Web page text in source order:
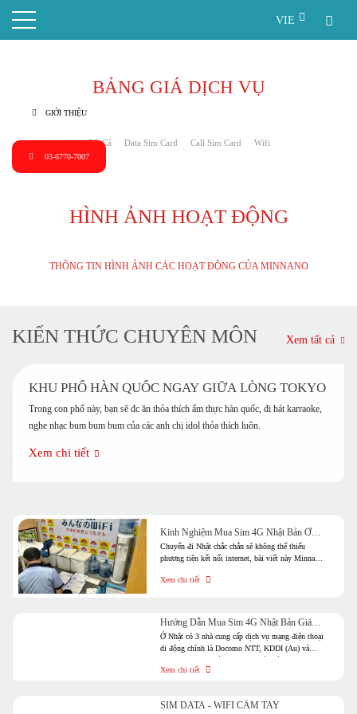
VIE
NHẬT BẢN
GIỚI THIỆU
03-6770-7007
BẢNG GIÁ DỊCH VỤ
Tất Cả Data Sim Card Call Sim Card Wifi
HÌNH ẢNH HOẠT ĐỘNG
THÔNG TIN HÌNH ẢNH CÁC HOẠT ĐỘNG CỦA MINNANO
KIẾN THỨC CHUYÊN MÔN Xem tất cả
KHU PHỐ HÀN QUỐC NGAY GIỮA LÒNG TOKYO
Trong con phố này, bạn sẽ đc ăn thỏa thích ẩm thực hàn quốc, đi hát karraoke,
nghe nhạc bum bum bum của các anh chị idol thỏa thích luôn.
Xem chi tiết
Kinh Nghiệm Mua Sim 4G Nhật Bản Ở
Việt Nam
Chuyến đi Nhật chắc chắn sẽ không thể thiếu
phương tiện kết nối internet, bài viết này Minnano
A-Z cho các bạn sắp vi vu đất nước mặt trời mọc
Xem chi tiết
Hướng Dẫn Mua Sim 4G Nhật Bản Giá
Tốt Đi Du Lịch Và Định Cư
Ở Nhật có 3 nhà cung cấp dịch vụ mạng điện thoại
di động chính là Docomo NTT, KDDI (Au) và
đến đất nước Nhật Bản băn khoăn không biết nên
Xem chi tiết
SIM DATA - WIFI CẦM TAY